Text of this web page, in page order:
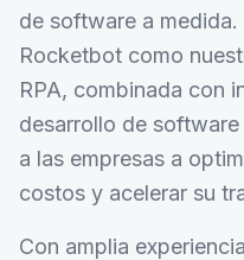
de software a
Rocketbot como
RPA, combinada con
desarrollo de
a las empresas a
costos y acelerar su
Con amplia